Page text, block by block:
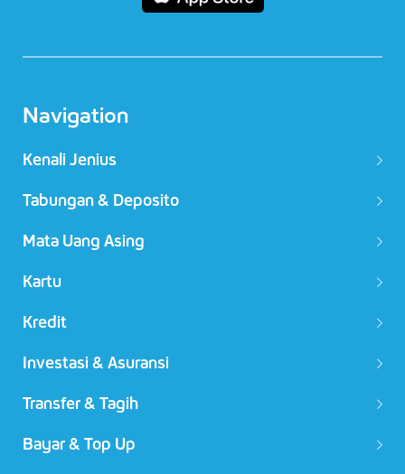
Navigation
Kenali Jenius
Tabungan & Deposito
Mata Uang Asing
Kartu
Kredit
Investasi & Asuransi
Transfer & Tagih
Bayar & Top Up